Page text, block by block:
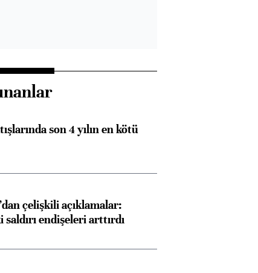
son 4 yılın en kötü
çelişkili açıklamalar:
endişeleri arttırdı